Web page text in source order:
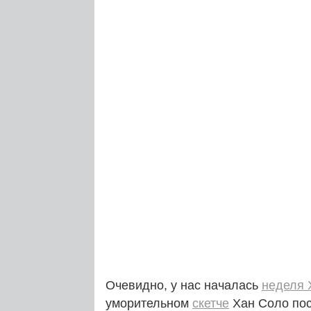
Очевидно, у нас началась неделя
уморительном скетче Хан Соло